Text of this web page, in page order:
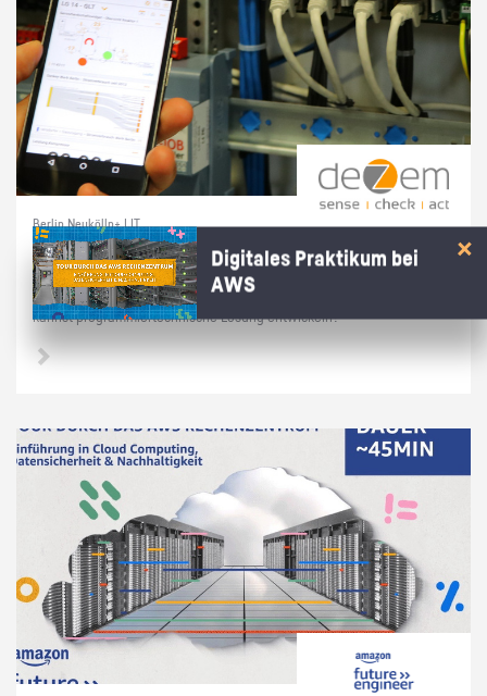
Berlin Neukölln+ | IT
Prak­ti­kum soft­ware­na­he Tech­nik
Du hast dich in­ten­siv mit Linux/Raspber­ry Pi's/Py­thon be­schäf­tigt und
kannst pro­gram­mier­tech­ni­sche Lö­sung ent­wi­ckeln?
Digitales Praktikum bei
AWS